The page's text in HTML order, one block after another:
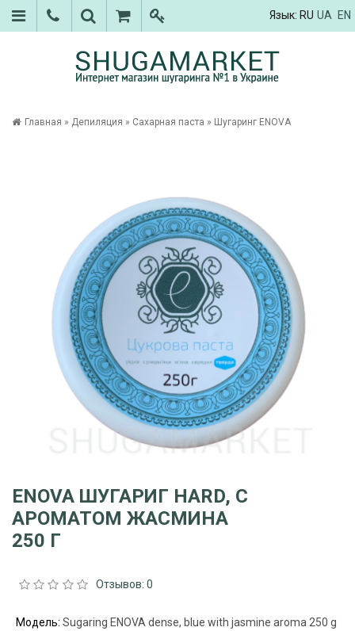
Язык: RU UA EN
Главная » Депиляция » Сахарная паста » Шугаринг ENOVA
ENOVA ШУГАРИГ HARD, С
АРОМАТОМ ЖАСМИНА
250 Г
Отзывов: 0
Модель: Sugaring ENOVA dense, blue with jasmine aroma 250 g